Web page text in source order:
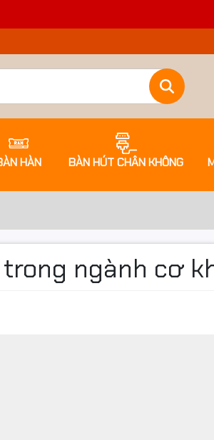
HÀN BÀN HÚT CHÂN KHÔNG
ngành cơ